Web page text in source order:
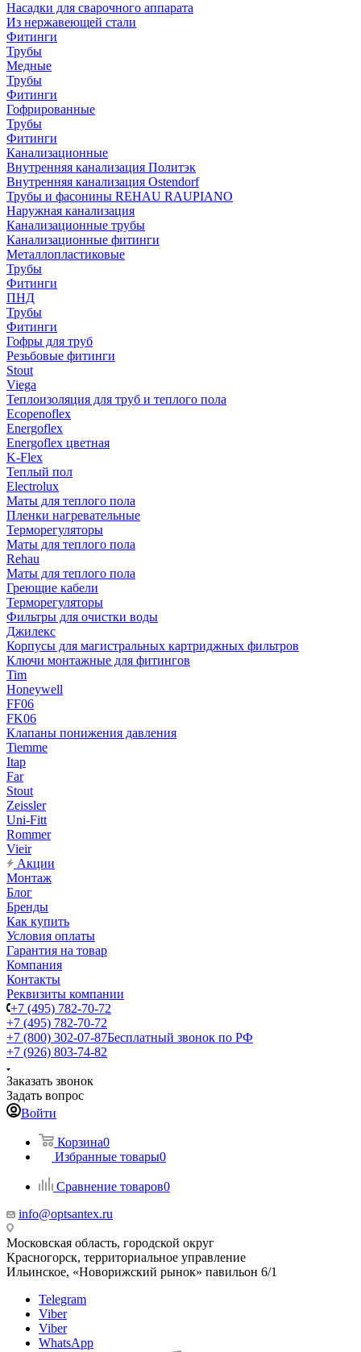
Насадки для сварочного аппарата
Из нержавеющей стали
Фитинги
Трубы
Медные
Трубы
Фитинги
Гофрированные
Трубы
Фитинги
Канализационные
Внутренняя канализация Политэк
Внутренняя канализация Ostendorf
Трубы и фасонины REHAU RAUPIANO
Наружная канализация
Канализационные трубы
Канализационные фитинги
Металлопластиковые
Трубы
Фитинги
ПНД
Трубы
Фитинги
Гофры для труб
Резьбовые фитинги
Stout
Viega
Теплоизоляция для труб и теплого пола
Ecopenoflex
Energoflex
Energoflex цветная
K-Flex
Теплый пол
Electrolux
Маты для теплого пола
Пленки нагревательные
Терморегуляторы
Маты для теплого пола
Rehau
Маты для теплого пола
Греющие кабели
Терморегуляторы
Фильтры для очистки воды
Джилекс
Корпусы для магистральных картриджных фильтров
Ключи монтажные для фитингов
Tim
Honeywell
FF06
FK06
Клапаны понижения давления
Tiemme
Itap
Far
Stout
Zeissler
Uni-Fitt
Rommer
Vieir
Акции
Монтаж
Блог
Бренды
Как купить
Условия оплаты
Гарантия на товар
Компания
Контакты
Реквизиты компании
+7 (495) 782-70-72
+7 (495) 782-70-72
+7 (800) 302-07-87Бесплатный звонок по РФ
+7 (926) 803-74-82
Заказать звонок
Задать вопрос
Войти
Корзина0
Избранные товары0
Сравнение товаров0
info@optsantex.ru
Московская область, городской округ
Красногорск, территориальное управление
Ильинское, «Новорижский рынок» павильон 6/1
Telegram
Viber
Viber
WhatsApp